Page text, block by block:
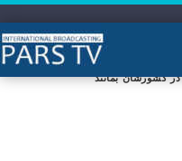
کشورشان بمانند